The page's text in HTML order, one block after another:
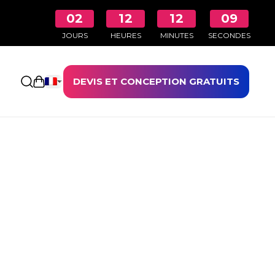
02
JOURS
12
HEURES
12
MINUTES
08
SECONDES
Ouvrir le panierDEVIS ET CONCEPTION GRATUITS